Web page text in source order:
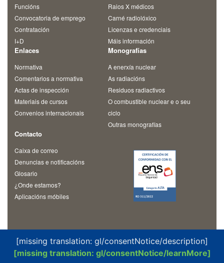
Funcións
Convocatoria de emprego
Contratación
I+D
Raios X médicos
Carné radiolóxico
Licenzas e credenciais
Máis información
Enlaces
Normativa
Comentarios a normativa
Actas de inspección
Materiais de cursos
Convenios internacionais
Monografías
A enerxía nuclear
As radiacións
Residuos radiactivos
O combustible nuclear e o seu
ciclo
Outras monografías
Contacto
Caixa de correo
Denuncias e notificacións
Glosario
¿Onde estamos?
Aplicacións móbiles
[missing translation: gl/consentNotice/description]
[missing translation: gl/consentNotice/learnMore]